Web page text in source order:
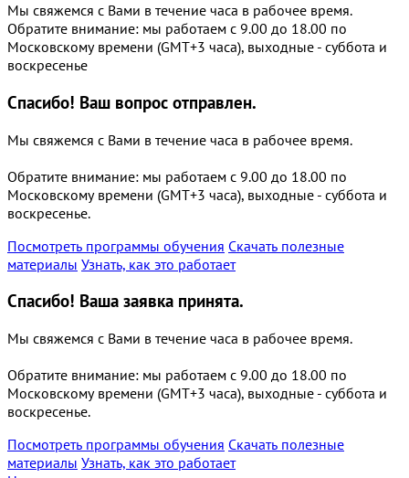
Мы свяжемся с Вами в течение часа в рабочее время.
Обратите внимание: мы работаем с 9.00 до 18.00 по
Московскому времени (GMT+3 часа), выходные - суббота и
воскресенье
Спасибо! Ваш вопрос отправлен.
Мы свяжемся с Вами в течение часа в рабочее время.
Обратите внимание: мы работаем с 9.00 до 18.00 по
Московскому времени (GMT+3 часа), выходные - суббота и
воскресенье.
Посмотреть программы обучения Скачать полезные
материалы Узнать, как это работает
Спасибо! Ваша заявка принята.
Мы свяжемся с Вами в течение часа в рабочее время.
Обратите внимание: мы работаем с 9.00 до 18.00 по
Московскому времени (GMT+3 часа), выходные - суббота и
воскресенье.
Посмотреть программы обучения Скачать полезные
материалы Узнать, как это работает